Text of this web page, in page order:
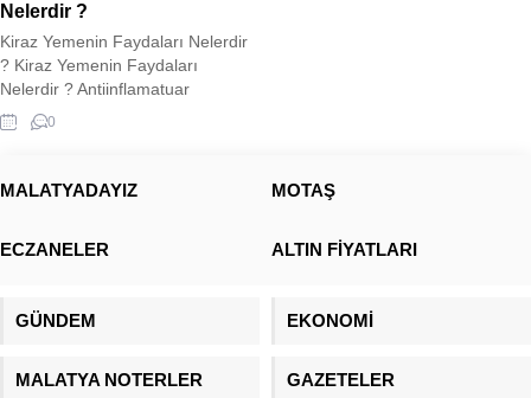
Nelerdir ?
Kiraz Yemenin Faydaları Nelerdir
? Kiraz Yemenin Faydaları
Nelerdir ? Antiinflamatuar
özelliklere sahip bir antioksidan
deposu olan kiraz, iltihaplanma ve
Kirazın faydaları hakkında daha
Kiraz ağaçta çiçek açarak baharı,
0
MALATYADAYIZ MOTAŞ
ECZANELER ALTIN FİYATLARI
GÜNDEM EKONOMİ
MALATYA NOTERLER GAZETELER